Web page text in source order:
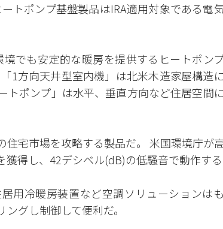
トポンプ基盤製品はIRA適用対象である電
でも安定的な暖房を提供するヒートポン
1方向天井型室内機」は北米木造家屋構造
トポンプ」は水平、垂直方向など住居空間
住宅市場を攻略する製品だ。 米国環境庁が
得し、42デシベル(dB)の低騒音で動作する
用冷暖房装置など空調ソリューションは
グし制御して便利だ。